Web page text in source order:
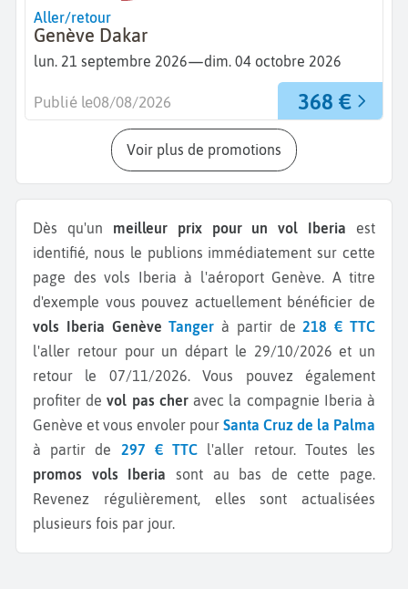
Aller/retour
Genève Dakar
lun. 21 septembre 2026—dim. 04 octobre 2026
368 €
Publié le08/08/2026
Voir plus de promotions
Dès qu'un meilleur prix pour un vol Iberia est
identifié, nous le publions immédiatement sur cette
page des vols Iberia à l'aéroport Genève. A titre
d'exemple vous pouvez actuellement bénéficier de
vols Iberia GenèveTanger à partir de218 € TTC
l'aller retour pour un départ le 29/10/2026 et un
retour le 07/11/2026.Vous pouvez également
profiter devol pas cheravec la compagnie Iberia à
Genève et vous envoler pour Santa Cruz de la Palma
à partir de 297 € TTC l'aller retour. Toutes les
promos vols Iberia sont au bas de cette page.
Revenez régulièrement, elles sont actualisées
plusieurs fois par jour.